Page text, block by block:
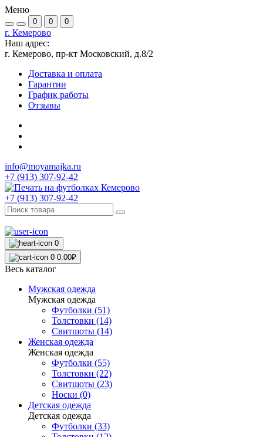
Меню
0 0 0
г. Кемерово
Наш адрес:
г. Кемерово, пр-кт Московский, д.8/2
Доставка и оплата
Гарантии
График работы
Отзывы
info@moyamajka.ru
+7 (913) 307-92-42
+7 (913) 307-92-42
0
0 0.00₽
Весь каталог
Мужская одежда
Мужская одежда
Футболки (51)
Толстовки (14)
Свитшоты (14)
Женская одежда
Женская одежда
Футболки (55)
Толстовки (22)
Свитшоты (23)
Носки (0)
Детская одежда
Детская одежда
Футболки (33)